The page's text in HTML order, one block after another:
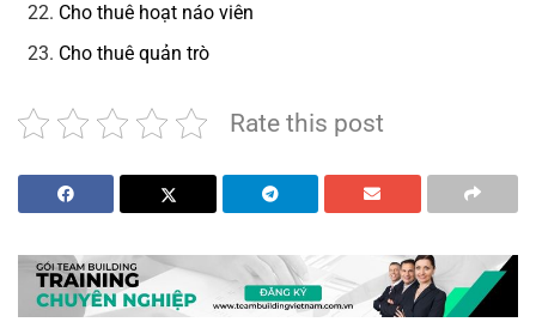
Cho thuê hoạt náo viên
Cho thuê quản trò
Rate this post